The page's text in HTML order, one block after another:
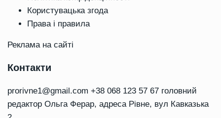
Користувацька згода
Права і правила
Реклама на сайті
Контакти
prorivne1@gmail.com +38 068 123 57 67 головний
редактор Ольга Ферар, адреса Рівне, вул Кавказька